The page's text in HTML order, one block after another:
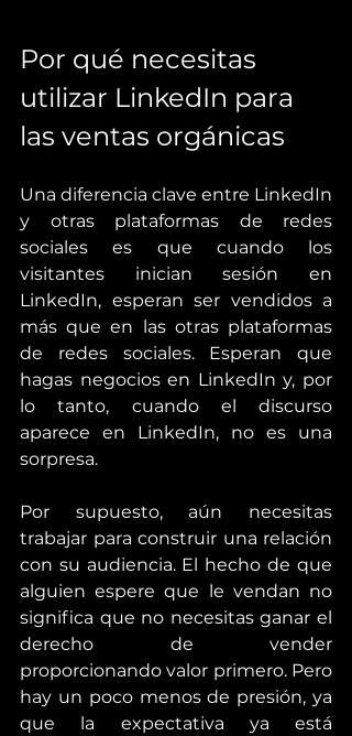
Por qué necesitas
utilizar LinkedIn para
las ventas orgánicas
Una diferencia clave entre LinkedIn
y otras plataformas de redes
sociales es que cuando los
visitantes inician sesión en
LinkedIn, esperan ser vendidos a
más que en las otras plataformas
de redes sociales. Esperan que
hagas negocios en LinkedIn y, por
lo tanto, cuando el discurso
aparece en LinkedIn, no es una
sorpresa.
Por supuesto, aún necesitas
trabajar para construir una relación
con su audiencia. El hecho de que
alguien espere que le vendan no
significa que no necesitas ganar el
derecho de vender
proporcionando valor primero. Pero
hay un poco menos de presión, ya
que la expectativa ya está